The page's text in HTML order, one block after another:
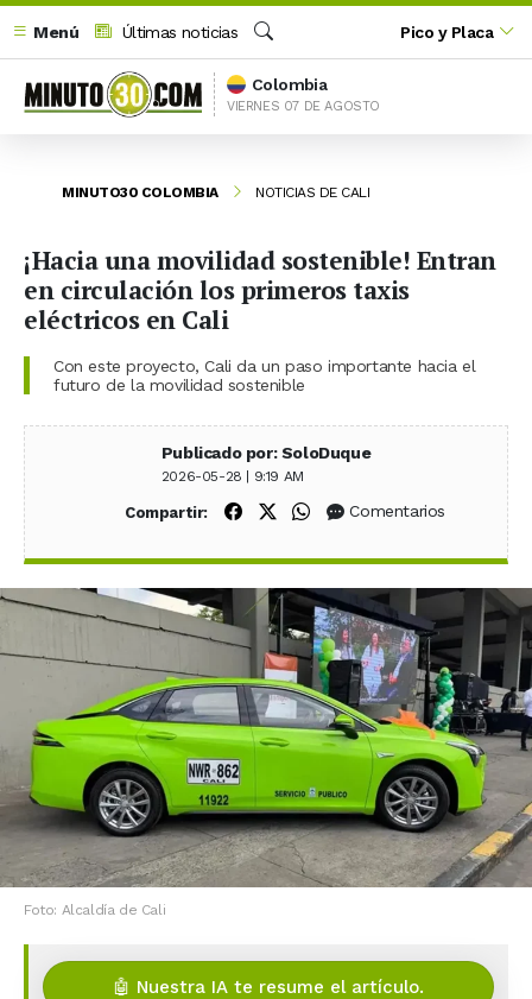
Menú
Últimas noticias
Buscar
Pico y Placa
Colombia
VIERNES 07 DE AGOSTO
MINUTO30 COLOMBIA NOTICIAS DE CALI
¡Hacia una movilidad sostenible! Entran
en circulación los primeros taxis
eléctricos en Cali
Con este proyecto, Cali da un paso importante hacia el
futuro de la movilidad sostenible
Publicado por: SoloDuque
2026-05-28 | 9:19 AM
Compartir: Compartir en Facebook
Compartir en X (Twitter)
Compartir en WhatsApp
Comentarios
Foto: Alcaldía de Cali
🤖 Nuestra IA te resume el artículo.